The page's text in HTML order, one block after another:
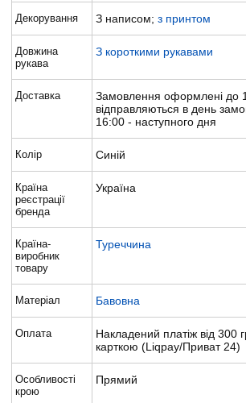
Декорування З написом; з принтом
Довжина
рукава
З короткими рукавами
Доставка
Замовлення оформлені до
відправляються в день
16:00 - наступного дня
Колір Синій
Країна
реєстрації
бренда
Україна
Країна-
виробник
товару
Туреччина
Матеріал Бавовна
Оплата
Накладений платіж від 300
карткою (Liqpay/Приват 24)
Особливості
крою
Прямий